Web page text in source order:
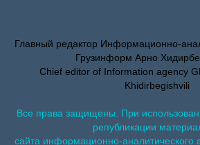
Главный редактор Информационно-
Грузинформ Арно
Chief editor of Information agency
Khidirbegishvili
Все права защищены. При
републикации
сайта информационно-аналитического